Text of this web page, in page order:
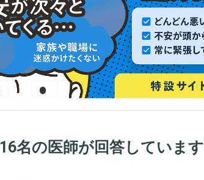
16名の医師が回答しています